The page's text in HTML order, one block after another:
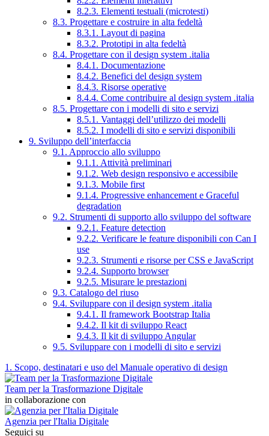
8.2.3. Elementi testuali (microtesti)
8.3. Progettare e costruire in alta fedeltà
8.3.1. Layout di pagina
8.3.2. Prototipi in alta fedeltà
8.4. Progettare con il design system .italia
8.4.1. Documentazione
8.4.2. Benefici del design system
8.4.3. Risorse operative
8.4.4. Come contribuire al design system .italia
8.5. Progettare con i modelli di sito e servizi
8.5.1. Vantaggi dell’utilizzo dei modelli
8.5.2. I modelli di sito e servizi disponibili
9. Sviluppo dell’interfaccia
9.1. Approccio allo sviluppo
9.1.1. Attività preliminari
9.1.2. Web design responsivo e accessibile
9.1.3. Mobile first
9.1.4. Progressive enhancement e Graceful
degradation
9.2. Strumenti di supporto allo sviluppo del software
9.2.1. Feature detection
9.2.2. Verificare le feature disponibili con Can I
use
9.2.3. Strumenti e risorse per CSS e JavaScript
9.2.4. Supporto browser
9.2.5. Misurare le prestazioni
9.3. Catalogo del riuso
9.4. Sviluppare con il design system .italia
9.4.1. Il framework Bootstrap Italia
9.4.2. Il kit di sviluppo React
9.4.3. Il kit di sviluppo Angular
9.5. Sviluppare con i modelli di sito e servizi
1. Scopo, destinatari e uso del Manuale operativo di design
Team per la Trasformazione Digitale
in collaborazione con
Agenzia per l'Italia Digitale
Seguici su